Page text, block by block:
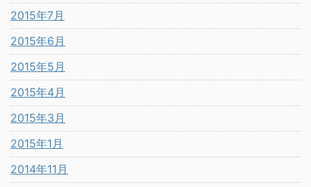
2015年7月
2015年6月
2015年5月
2015年4月
2015年3月
2015年1月
2014年11月